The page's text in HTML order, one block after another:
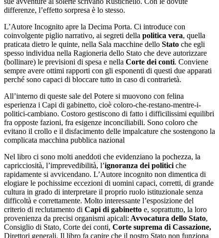
differenze, l’effetto sorpresa è lo stesso.
L’Autore Incognito apre la Decima Porta. Ci introduce con
coinvolgente piglio narrativo, ai segreti della politica vera, quella
praticata dietro le quinte, nella Sala macchine dello Stato che egli
spesso individua nella Ragioneria dello Stato che deve autorizzare
(bollinare) le previsioni di spesa e nella Corte dei conti. Conviene
sempre avere ottimi rapporti con gli esponenti di questi due apparati
perché sono capaci di bloccare tutto in caso di contrarietà.
All’interno di queste sale del Potere si muovono con felina
esperienza i Capi di gabinetto, cioè coloro-che-restano-mentre-i-
politici-cambiano. Costoro gestiscono di fatto i difficilissimi equilibri
fra opposte fazioni, fra esigenze inconciliabili. Sono coloro che
evitano il crollo e il disfacimento delle impalcature che sostengono la
complicata macchina pubblica nazional
Nel libro ci sono molti aneddoti che evidenziano la pochezza, la
capricciosità, l’imprevedibilità, l’ignoranza dei politici che
rapidamente si avvicendano. L’Autore incognito non dimentica di
elogiare le pochissime eccezioni di uomini capaci, corretti, di grande
cultura in grado di interpretare il proprio ruolo istituzionale senza
difficoltà e correttamente. Molto interessante l’esposizione del
criterio di reclutamento di Capi di gabinetto e, soprattutto, la loro
provenienza da precisi organismi apicali: Avvocatura dello Stato,
Consiglio di Stato, Corte dei conti, Corte suprema di Cassazione,
Direttori generali. Il libro fa capire che il nostro Stato non funziona